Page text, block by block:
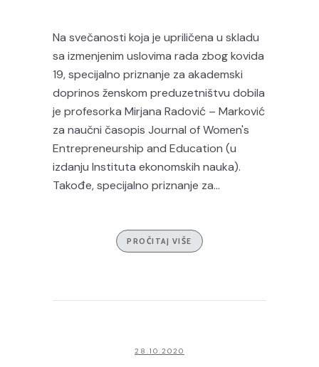
Na svečanosti koja je upriličena u skladu
sa izmenjenim uslovima rada zbog kovida
19, specijalno priznanje za akademski
doprinos ženskom preduzetništvu dobila
je profesorka Mirjana Radović – Marković
za naučni časopis Journal of Women's
Entrepreneurship and Education (u
izdanju Instituta ekonomskih nauka).
Takođe, specijalno priznanje za...
PROČITAJ VIŠE
28.10.2020